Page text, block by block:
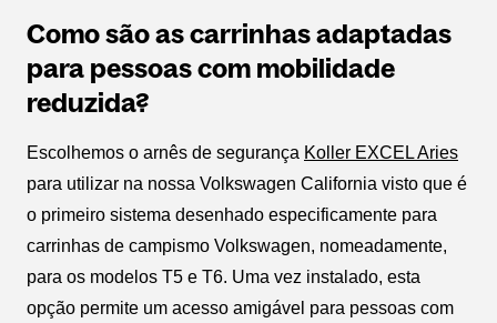
Como são as carrinhas adaptadas
para pessoas com mobilidade
reduzida?
Escolhemos o arnês de segurança Koller EXCEL Aries
para utilizar na nossa Volkswagen California visto que é
o primeiro sistema desenhado especificamente para
carrinhas de campismo Volkswagen, nomeadamente,
para os modelos T5 e T6. Uma vez instalado, esta
opção permite um acesso amigável para pessoas com